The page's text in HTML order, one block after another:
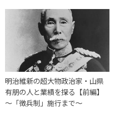
明治維新の超大物政治家・山県
有朋の人と業績を探る【前編】
～「徴兵制」施行まで～